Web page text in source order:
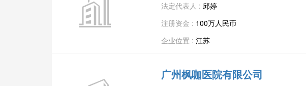
法定代表人 : 邱婷
注册资金 : 100万人民币
企业位置 : 江苏
广州枫咖医院有限公司